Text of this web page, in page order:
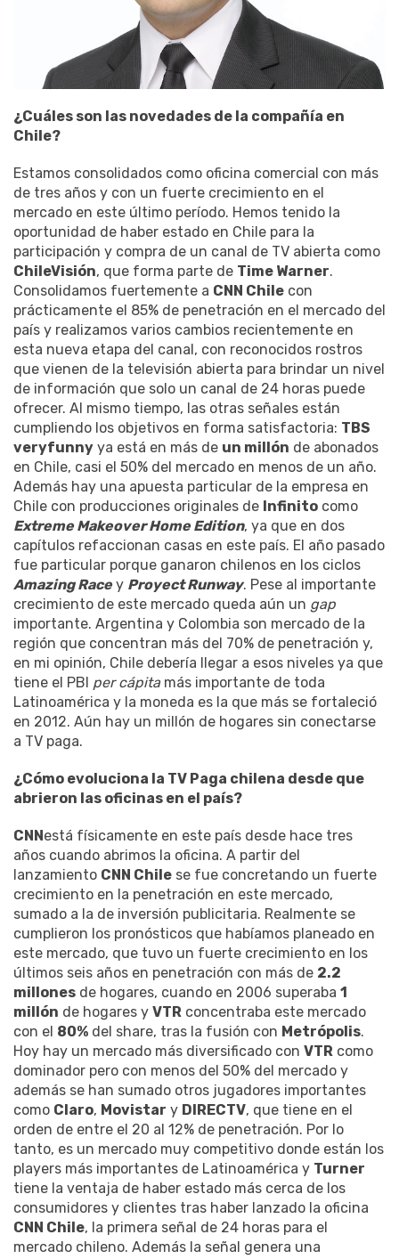
¿Cuáles son las novedades de la compañía en
Chile?
Estamos consolidados como oficina comercial con más
de tres años y con un fuerte crecimiento en el
mercado en este último período. Hemos tenido la
oportunidad de haber estado en Chile para la
participación y compra de un canal de TV abierta como
ChileVisión, que forma parte de Time Warner.
Consolidamos fuertemente a CNN Chile con
prácticamente el 85% de penetración en el mercado del
país y realizamos varios cambios recientemente en
esta nueva etapa del canal, con reconocidos rostros
que vienen de la televisión abierta para brindar un nivel
de información que solo un canal de 24 horas puede
ofrecer. Al mismo tiempo, las otras señales están
cumpliendo los objetivos en forma satisfactoria: TBS
veryfunny ya está en más de un millón de abonados
en Chile, casi el 50% del mercado en menos de un año.
Además hay una apuesta particular de la empresa en
Chile con producciones originales de Infinito como
Extreme Makeover Home Edition, ya que en dos
capítulos refaccionan casas en este país. El año pasado
fue particular porque ganaron chilenos en los ciclos
Amazing Racey Proyect Runway. Pese al importante
crecimiento de este mercado queda aún un gap
importante. Argentina y Colombia son mercado de la
región que concentran más del 70% de penetración y,
en mi opinión, Chile debería llegar a esos niveles ya que
tiene el PBI per cápitamás importante de toda
Latinoamérica y la moneda es la que más se fortaleció
en 2012. Aún hay un millón de hogares sin conectarse
a TV paga.
¿Cómo evoluciona la TV Paga chilena desde que
abrieron las oficinas en el país?
CNNestá físicamente en este país desde hace tres
años cuando abrimos la oficina. A partir del
lanzamiento CNN Chile se fue concretando un fuerte
crecimiento en la penetración en este mercado,
sumado a la de inversión publicitaria. Realmente se
cumplieron los pronósticos que habíamos planeado en
este mercado, que tuvo un fuerte crecimiento en los
últimos seis años en penetración con más de 2.2
millones de hogares, cuando en 2006 superaba 1
millón de hogares y VTR concentraba este mercado
con el 80% del share, tras la fusión con Metrópolis.
Hoy hay un mercado más diversificado con VTR como
dominador pero con menos del 50% del mercado y
además se han sumado otros jugadores importantes
como Claro, Movistar y DIRECTV, que tiene en el
orden de entre el 20 al 12% de penetración. Por lo
tanto, es un mercado muy competitivo donde están los
players más importantes de Latinoamérica y Turner
tiene la ventaja de haber estado más cerca de los
consumidores y clientes tras haber lanzado la oficina
CNN Chile, la primera señal de 24 horas para el
mercado chileno. Además la señal genera una